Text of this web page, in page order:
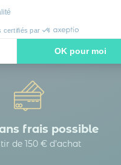
certifiés par
OK pour moi
d'adapter et de gérer
frais possible
de 150 € d’achat